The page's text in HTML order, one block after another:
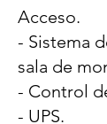
Acceso.
- Sistema
sala de
- Control
- UPS.